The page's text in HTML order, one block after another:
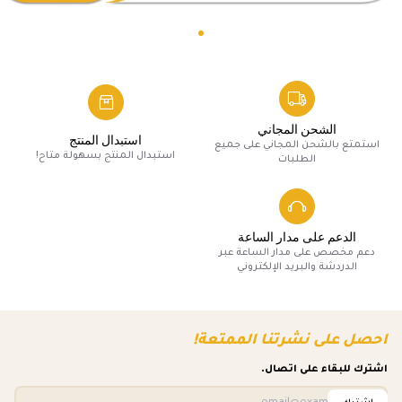
الشحن المجاني
استمتع بالشحن المجاني على جميع
الطلبات
استبدال المنتج
استبدال المنتج بسهولة متاح!
الدعم على مدار الساعة
دعم مخصص على مدار الساعة عبر
الدردشة والبريد الإلكتروني
احصل على نشرتنا الممتعة!
اشترك للبقاء على اتصال.